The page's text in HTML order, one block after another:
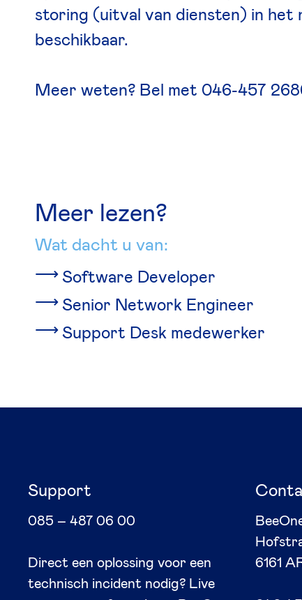
storing (uitval van diensten) in
beschikbaar.
Meer weten? Bel met 046-457
Meer lezen?
Wat dacht u van:
Software Developer
Senior Network Engineer
Support Desk medewerker
Support
085 – 487 06 00
Direct een oplossing voor een
technisch incident nodig? Live
6161